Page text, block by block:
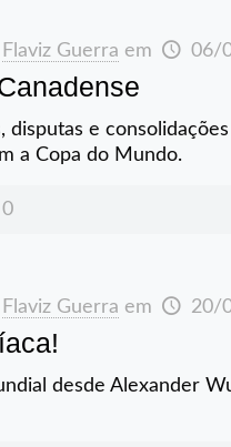
Flaviz Guerra em 06/
disputas e
a Copa do Mundo.
0
Flaviz Guerra em 20/
desde Alexander